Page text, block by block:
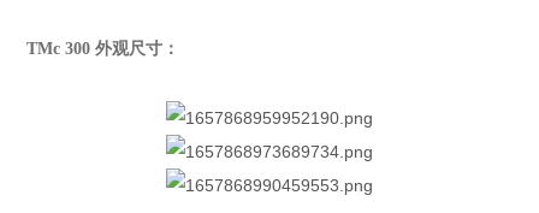
TMc 300 外观尺寸：